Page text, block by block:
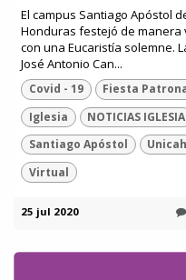
El campus Santiago Apóstol
Honduras festejó de
con una Eucaristía solemne.
José Antonio Can...
Covid - 19 Fiesta
Iglesia
NOTICIAS IGLESIA
Santiago Apóstol
Unicah
Virtual
25 jul 2020